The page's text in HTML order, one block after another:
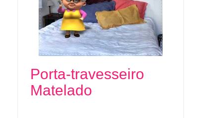
Porta-travesseiro
Matelado